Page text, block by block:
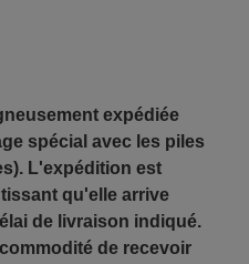
expédiée
spécial avec les piles
L'expédition est
qu'elle arrive
de livraison indiqué.
de recevoir